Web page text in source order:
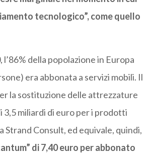
tecnologico”, come quello
della popolazione in Europa
era abbonata a servizi mobili. Il
la sostituzione delle attrezzature
3,5 miliardi di euro per i prodotti
Strand Consult, ed equivale, quindi,
di 7,40 euro per abbonato